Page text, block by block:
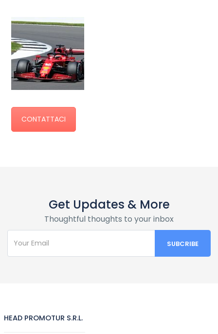
CONTATTACI
Get Updates & More
Thoughtful thoughts to your inbox
HEAD PROMOTUR S.R.L.